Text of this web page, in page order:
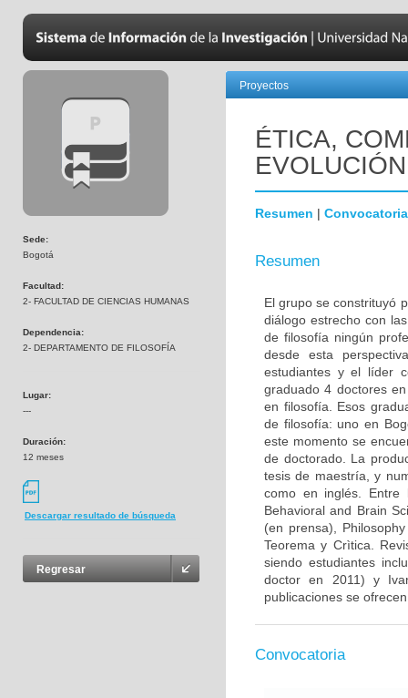
Sede:
Bogotá
Facultad:
2- FACULTAD DE CIENCIAS HUMANAS
Dependencia:
2- DEPARTAMENTO DE FILOSOFÍA
Lugar:
---
Duración:
12 meses
Descargar resultado de búsqueda
Regresar
Proyectos
ÉTICA,
EVOLUCIÓN
Resumen | Convocatoria
Resumen
El grupo se constrituyó
diálogo estrecho con
de filosofía ningún
desde esta
estudiantes y el líder
graduado 4 doctores
en filosofía. Esos
de filosofía: uno en
este momento se
de doctorado. La
tesis de maestría, y
como en inglés. Entre
Behavioral and Brain
(en prensa),
Teorema y Crìtica.
siendo estudiantes
doctor en 2011) y
publicaciones se
Convocatoria